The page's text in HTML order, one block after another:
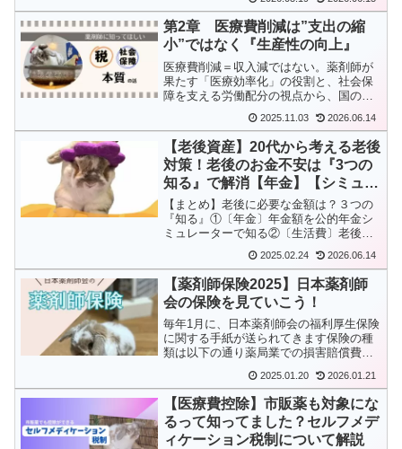
ック法など、賢い投資家が必ず見ている4
つの鉄則を公開。eMAXIS Slimなど人気
ファンドがなぜ優良と言われるのか、そ
の根拠がわかります。
第2章 医療費削減は”支出の縮
小”ではなく『生産性の向上』
医療費削減＝収入減ではない。薬剤師が
果たす「医療効率化」の役割と、社会保
障を支える労働配分の視点から、国の成
2025.11.03 2026.06.14
【老後資産】20代から考える老後
対策！老後のお金不安は『3つの
知る』で解消【年金】【シミュレ
ーション】
【まとめ】老後に必要な金額は？３つの
『知る』①〔年金〕年金額を公的年金シ
ミュレーターで知る②〔生活費〕老後の
14〜26万（夫婦×0.7）③〔老後資金〕老
後資金額の計算は手計算『（生活費−年
金）×老後年...
2025.02.24 2026.06.14
【薬剤師保険2025】日本薬剤師
会の保険を見ていこう！
毎年1月に、日本薬剤師会の福利厚生保険
に関する手紙が送られてきます保険の種
類は以下の通り薬局業での損害賠償費用
険クレーム対応費用の保険ドーピングに
関する損害賠償の保険薬剤の損害に対応
する保険休業補償の保険...
2025.01.20 2026.01.21
【医療費控除】市販薬も対象にな
るって知ってました？セルフメデ
ィケーション税制について解説